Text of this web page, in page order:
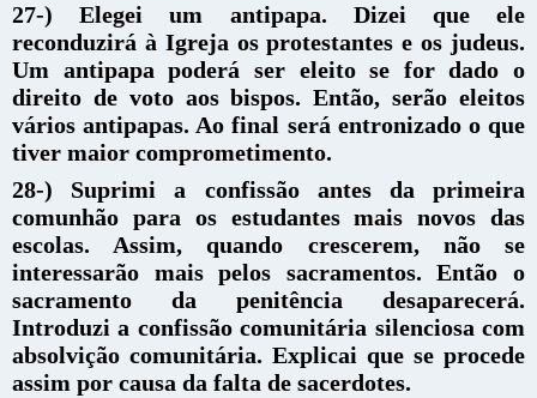
27-) Elegei um antipapa. Dizei que ele
reconduzirá à Igreja os protestantes e os judeus.
Um antipapa poderá ser eleito se for dado o
direito de voto aos bispos. Então, serão eleitos
vários antipapas. Ao final será entronizado o que
tiver maior comprometimento.
28-) Suprimi a confissão antes da primeira
comunhão para os estudantes mais novos das
escolas. Assim, quando crescerem, não se
interessarão mais pelos sacramentos. Então o
sacramento da penitência desaparecerá.
Introduzi a confissão comunitária silenciosa com
absolvição comunitária. Explicai que se procede
assim por causa da falta de sacerdotes.